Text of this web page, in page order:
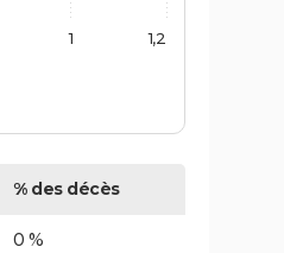
1 1,2
% des décès
0 %